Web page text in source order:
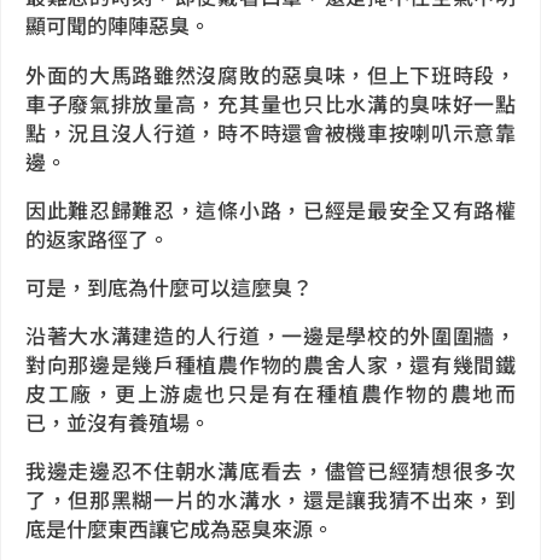
顯可聞的陣陣惡臭。
外面的大馬路雖然沒腐敗的惡臭味，但上下班時段，
車子廢氣排放量高，充其量也只比水溝的臭味好一點
點，況且沒人行道，時不時還會被機車按喇叭示意靠
邊。
因此難忍歸難忍，這條小路，已經是最安全又有路權
的返家路徑了。
可是，到底為什麼可以這麼臭？
沿著大水溝建造的人行道，一邊是學校的外圍圍牆，
對向那邊是幾戶種植農作物的農舍人家，還有幾間鐵
皮工廠，更上游處也只是有在種植農作物的農地而
已，並沒有養殖場。
我邊走邊忍不住朝水溝底看去，儘管已經猜想很多次
了，但那黑糊一片的水溝水，還是讓我猜不出來，到
底是什麼東西讓它成為惡臭來源。